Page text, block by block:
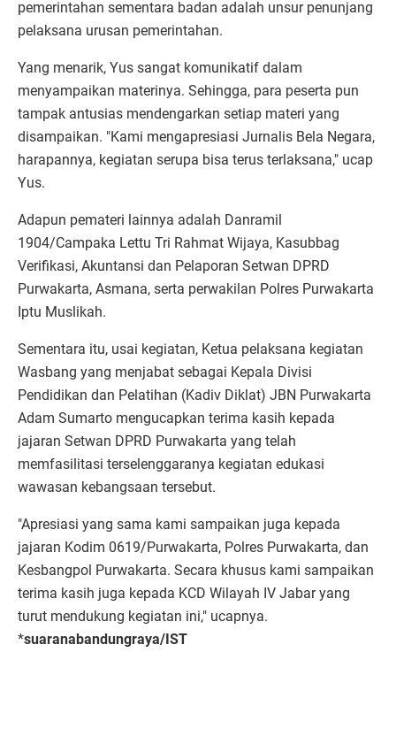
pemerintahan sementara badan adalah unsur penunjang
pelaksana urusan pemerintahan.
Yang menarik, Yus sangat komunikatif dalam
menyampaikan materinya. Sehingga, para peserta pun
tampak antusias mendengarkan setiap materi yang
disampaikan. "Kami mengapresiasi Jurnalis Bela Negara,
harapannya, kegiatan serupa bisa terus terlaksana," ucap
Yus.
Adapun pemateri lainnya adalah Danramil
1904/Campaka Lettu Tri Rahmat Wijaya, Kasubbag
Verifikasi, Akuntansi dan Pelaporan Setwan DPRD
Purwakarta, Asmana, serta perwakilan Polres Purwakarta
Iptu Muslikah.
Sementara itu, usai kegiatan, Ketua pelaksana kegiatan
Wasbang yang menjabat sebagai Kepala Divisi
Pendidikan dan Pelatihan (Kadiv Diklat) JBN Purwakarta
Adam Sumarto mengucapkan terima kasih kepada
jajaran Setwan DPRD Purwakarta yang telah
memfasilitasi terselenggaranya kegiatan edukasi
wawasan kebangsaan tersebut.
"Apresiasi yang sama kami sampaikan juga kepada
jajaran Kodim 0619/Purwakarta, Polres Purwakarta, dan
Kesbangpol Purwakarta. Secara khusus kami sampaikan
terima kasih juga kepada KCD Wilayah IV Jabar yang
turut mendukung kegiatan ini," ucapnya.
*suaranabandungraya/IST